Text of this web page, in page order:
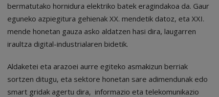
bermatutako hornidura elektriko batek eragindakoa da. Gaur
eguneko azpiegitura gehienak XX. mendetik datoz, eta XXI.
mende honetan gauza asko aldatzen hasi dira, laugarren
iraultza digital-industrialaren bidetik.
Aldaketei eta arazoei aurre egiteko asmakizun berriak
sortzen ditugu, eta sektore honetan sare adimendunak edo
smart gridak agertu dira, informazio eta telekomunikazio